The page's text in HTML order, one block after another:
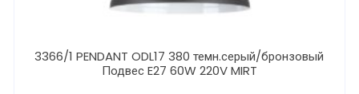
3366/1 PENDANT ODL17 380 темн.серый/бронзовый
Подвес E27 60W 220V MIRT